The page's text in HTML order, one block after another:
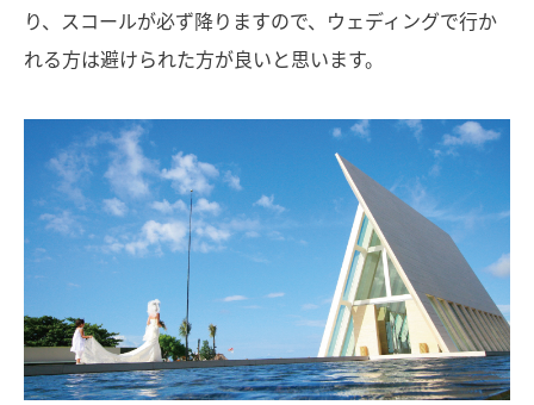
り、スコールが必ず降りますので、ウェディングで行か
れる方は避けられた方が良いと思います。